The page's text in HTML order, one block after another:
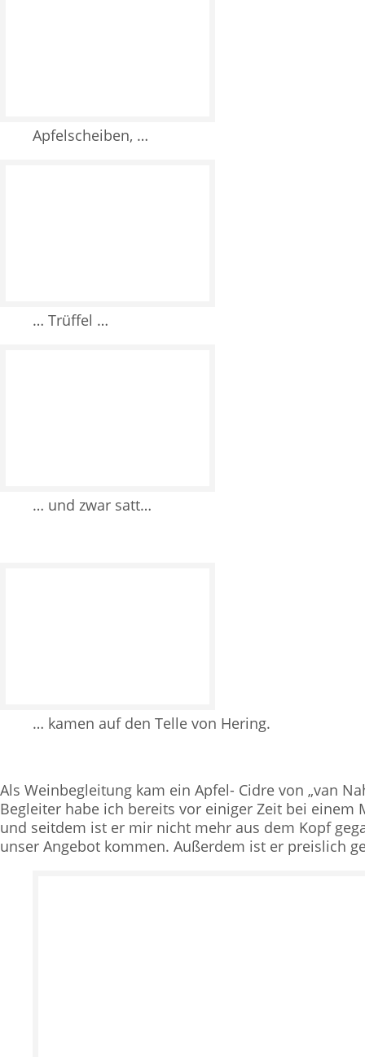
Apfelscheiben, …
… Trüffel …
… und zwar satt…
… kamen auf den Telle von Hering.
Als Weinbegleitung kam ein Apfel- Cidre von „van
Begleiter habe ich bereits vor einiger Zeit bei einem
und seitdem ist er mir nicht mehr aus dem Kopf
unser Angebot kommen. Außerdem ist er preislich